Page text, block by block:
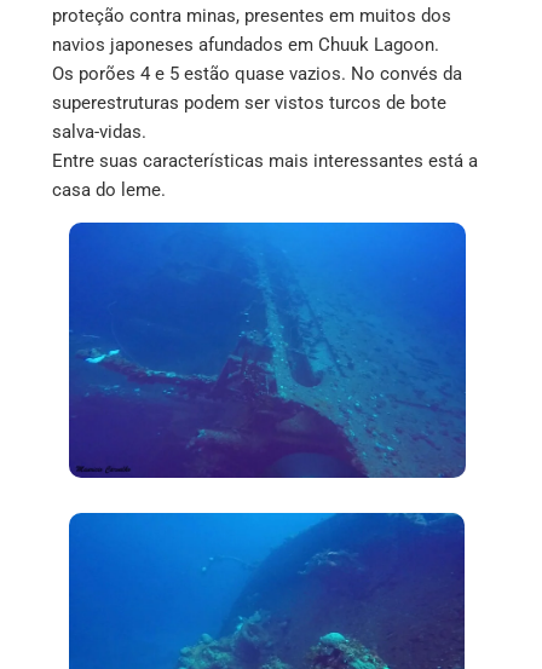
proteção contra minas, presentes em muitos dos
navios japoneses afundados em Chuuk Lagoon.
Os porões 4 e 5 estão quase vazios. No convés da
superestruturas podem ser vistos turcos de bote
salva-vidas.
Entre suas características mais interessantes está a
casa do leme.